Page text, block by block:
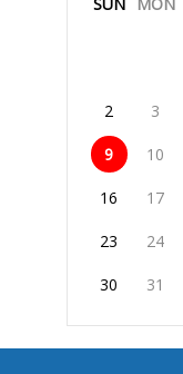
SUN MON
2 3
9 10
16 17
23 24
30 31